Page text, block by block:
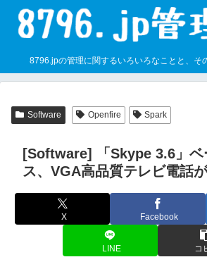
8796.jpの管理に関するいろいろなことと、そ
Software Openfire Spark
[Software] 「Skype 3.6」ベ
ス、VGA高品質テレビ電話
X Facebook
LINE コ